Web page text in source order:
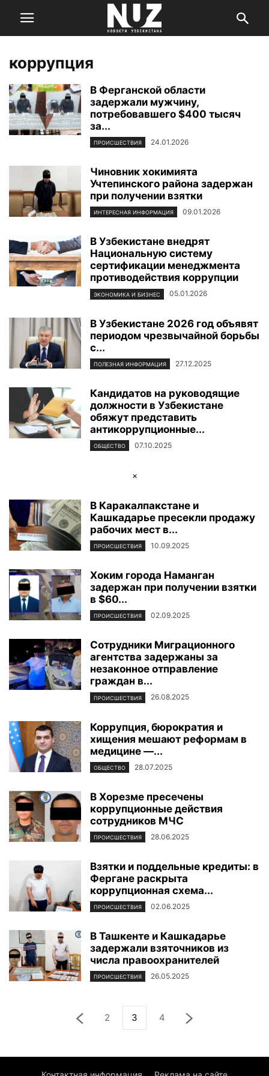
коррупция
В Ферганской области
задержали мужчину,
потребовавшего $400 тысяч
за...
ПРОИСШЕСТВИЯ 24.01.2026
Чиновник хокимията
Учтепинского района задержан
при получении взятки
ИНТЕРЕСНАЯ ИНФОРМАЦИЯ 09.01.2026
В Узбекистане внедрят
Национальную систему
сертификации менеджмента
противодействия коррупции
ЭКОНОМИКА И БИЗНЕС 05.01.2026
В Узбекистане 2026 год объявят
периодом чрезвычайной борьбы
с...
ПОЛЕЗНАЯ ИНФОРМАЦИЯ 27.12.2025
Кандидатов на руководящие
должности в Узбекистане
обяжут представить
антикоррупционные...
ОБЩЕСТВО 07.10.2025
×
В Каракалпакстане и
Кашкадарье пресекли продажу
рабочих мест в...
ПРОИСШЕСТВИЯ 10.09.2025
Хоким города Наманган
задержан при получении взятки
в $60...
ПРОИСШЕСТВИЯ 02.09.2025
Сотрудники Миграционного
агентства задержаны за
незаконное отправление
граждан в...
ПРОИСШЕСТВИЯ 26.08.2025
Коррупция, бюрократия и
хищения мешают реформам в
медицине —...
ОБЩЕСТВО 28.07.2025
В Хорезме пресечены
коррупционные действия
сотрудников МЧС
ПРОИСШЕСТВИЯ 28.06.2025
Взятки и поддельные кредиты: в
Фергане раскрыта
коррупционная схема...
ПРОИСШЕСТВИЯ 02.06.2025
В Ташкенте и Кашкадарье
задержали взяточников из
числа правоохранителей
ПРОИСШЕСТВИЯ 26.05.2025
2 3 4